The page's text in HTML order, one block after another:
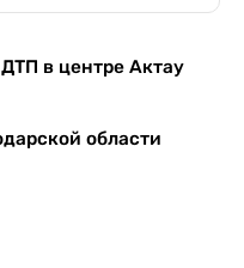
в центре Актау
области